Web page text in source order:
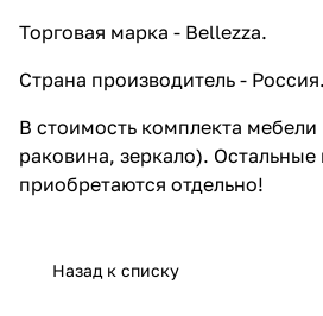
Торговая марка - Bellezza.
Страна производитель - Россия.
В стоимость комплекта
раковина, зеркало).
приобретаются отдельно!
Назад к списку